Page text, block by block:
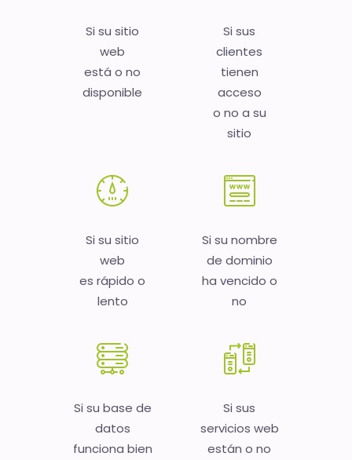
Si su sitio
web
está o no
disponible
Si sus
clientes
tienen
acceso
o no a su
sitio
Si su sitio
web
es rápido o
lento
Si su nombre
de dominio
ha vencido o
no
Si su base de
datos
funciona bien
Si sus
servicios web
están o no